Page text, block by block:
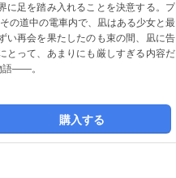
に足を踏み入れることを決意する。プ
の道中の電車内で、凪はある少女と最
い再会を果たしたのも束の間、凪に告
とって、あまりにも厳しすぎる内容だ
語――。
購入する